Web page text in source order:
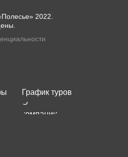
2022.
График туров
О
компании